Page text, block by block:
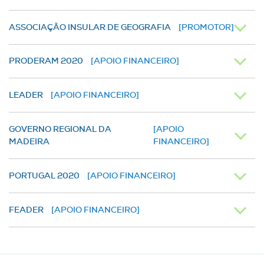
ASSOCIAÇÃO INSULAR DE GEOGRAFIA [PROMOTOR]
PRODERAM 2020 [APOIO FINANCEIRO]
LEADER [APOIO FINANCEIRO]
GOVERNO REGIONAL DA
MADEIRA
[APOIO
FINANCEIRO]
PORTUGAL 2020 [APOIO FINANCEIRO]
FEADER [APOIO FINANCEIRO]